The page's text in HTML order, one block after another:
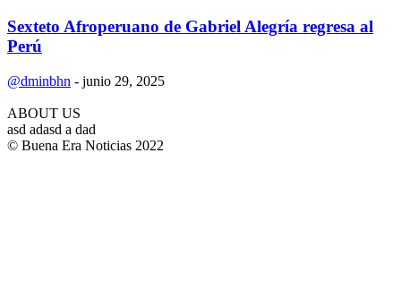
Sexteto Afroperuano de Gabriel Alegría regresa al
Perú
@dminbhn - junio 29, 2025
ABOUT US
asd adasd a dad
© Buena Era Noticias 2022